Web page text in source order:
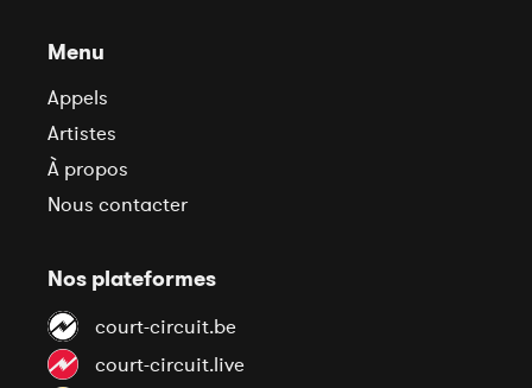
Menu
Appels
Artistes
À propos
Nous contacter
Nos plateformes
court-circuit.be
court-circuit.live